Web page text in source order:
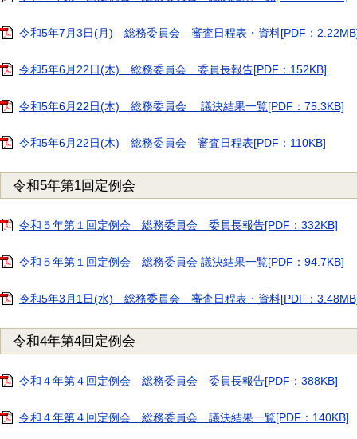
令和5年7月3日(月) 総務委員会 審査日程表・資料[PDF：
令和5年6月22日(木) 総務委員会 委員長報告[PDF：152KB]
令和5年6月22日(木) 総務委員会 議決結果一覧[PDF：75.3KB]
令和5年6月22日(木) 総務委員会 審査日程表[PDF：110KB]
令和5年第1回定例会
令和５年第１回定例会 総務委員会 委員長報告[PDF：332KB]
令和５年第１回定例会 総務委員会 議決結果一覧[PDF：94.7KB]
令和5年3月1日(水) 総務委員会 審査日程表・資料[PDF：
令和4年第4回定例会
令和４年第４回定例会 総務委員会 委員長報告[PDF：388KB]
令和４年第４回定例会 総務委員会 議決結果一覧[PDF：140KB]